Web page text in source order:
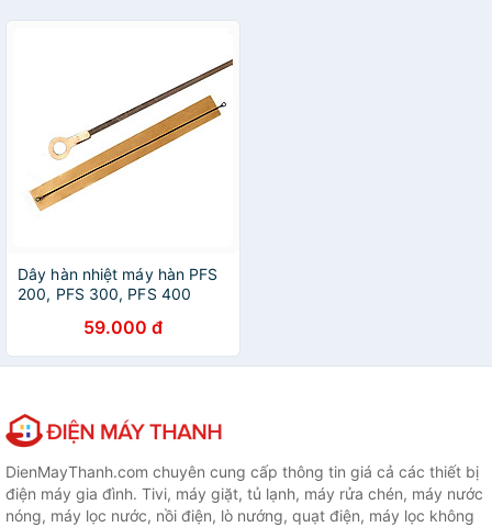
Dây hàn nhiệt máy hàn PFS
200, PFS 300, PFS 400
- Dây hàn nhiệt máy hàn
20cm (2mm), 30cm (2mm),
và 40cm (2mm) - Hàng
59.000 đ
DienMayThanh.com chuyên cung cấp thông tin giá cả các thiết bị
điện máy gia đình. Tivi, máy giặt, tủ lạnh, máy rửa chén, máy nước
nóng, máy lọc nước, nồi điện, lò nướng, quạt điện, máy lọc không